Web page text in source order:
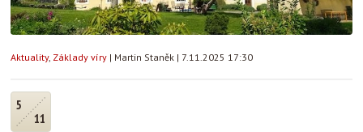
Aktuality, Základy víry | Martin Staněk | 7.11.2025 17:30
5
11